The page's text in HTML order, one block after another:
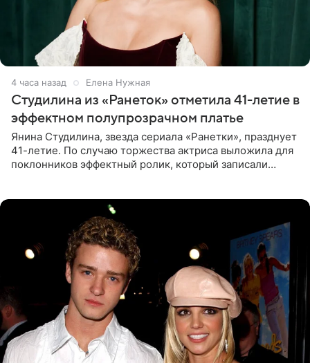
4 часа назад Елена Нужная
Студилина из «Ранеток» отметила 41-летие в
эффектном полупрозрачном платье
Янина Студилина, звезда сериала «Ранетки», празднует
41-летие. По случаю торжества актриса выложила для
поклонников эффектный ролик, который записали